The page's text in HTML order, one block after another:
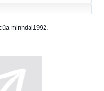
minhdai1992.